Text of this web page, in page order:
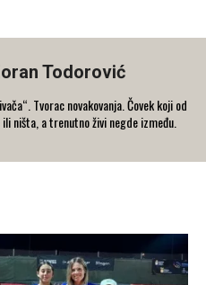
Todorović
Tvorac novakovanja. Čovek koji od
ništa, a trenutno živi negde između.